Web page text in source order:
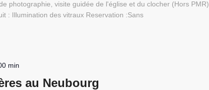
photographie, visite guidée de l'église et du clocher (Hors PMR)
: Illumination des vitraux Reservation :Sans
min
au Neubourg